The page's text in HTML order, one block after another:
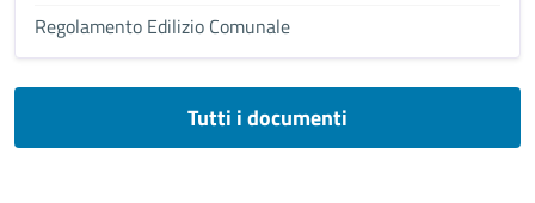
Regolamento Edilizio Comunale
Tutti i documenti